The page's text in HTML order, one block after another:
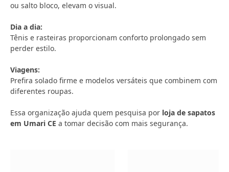
ou salto bloco, elevam o visual.
Dia a dia:
Tênis e rasteiras proporcionam conforto prolongado sem
perder estilo.
Viagens:
Prefira solado firme e modelos versáteis que combinem com
diferentes roupas.
Essa organização ajuda quem pesquisa por loja de sapatos
em Umari CE a tomar decisão com mais segurança.